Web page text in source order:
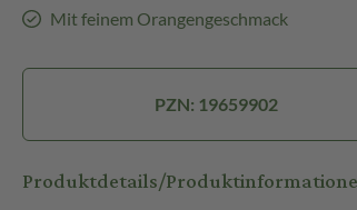
Mit feinem Orangengeschmack
PZN: 19659902
Produktdetails/